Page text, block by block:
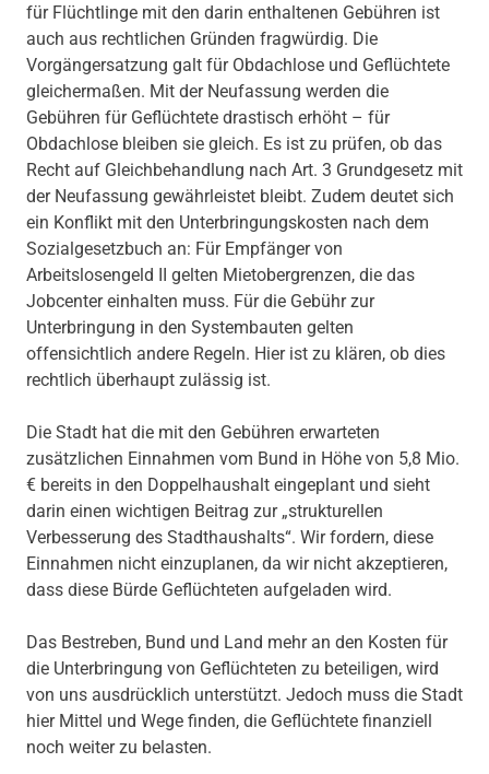
für Flüchtlinge mit den darin enthaltenen Gebühren ist
auch aus rechtlichen Gründen fragwürdig. Die
Vorgängersatzung galt für Obdachlose und Geflüchtete
gleichermaßen. Mit der Neufassung werden die
Gebühren für Geflüchtete drastisch erhöht – für
Obdachlose bleiben sie gleich. Es ist zu prüfen, ob das
Recht auf Gleichbehandlung nach Art. 3 Grundgesetz mit
der Neufassung gewährleistet bleibt. Zudem deutet sich
ein Konflikt mit den Unterbringungskosten nach dem
Sozialgesetzbuch an: Für Empfänger von
Arbeitslosengeld II gelten Mietobergrenzen, die das
Jobcenter einhalten muss. Für die Gebühr zur
Unterbringung in den Systembauten gelten
offensichtlich andere Regeln. Hier ist zu klären, ob dies
rechtlich überhaupt zulässig ist.
Die Stadt hat die mit den Gebühren erwarteten
zusätzlichen Einnahmen vom Bund in Höhe von 5,8 Mio.
€ bereits in den Doppelhaushalt eingeplant und sieht
darin einen wichtigen Beitrag zur „strukturellen
Verbesserung des Stadthaushalts“. Wir fordern, diese
Einnahmen nicht einzuplanen, da wir nicht akzeptieren,
dass diese Bürde Geflüchteten aufgeladen wird.
Das Bestreben, Bund und Land mehr an den Kosten für
die Unterbringung von Geflüchteten zu beteiligen, wird
von uns ausdrücklich unterstützt. Jedoch muss die Stadt
hier Mittel und Wege finden, die Geflüchtete finanziell
noch weiter zu belasten.